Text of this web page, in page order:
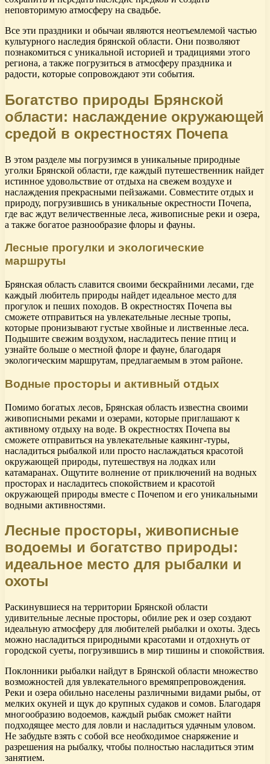
неповторимую атмосферу на свадьбе.
Все эти праздники и обычаи являются неотъемлемой частью
культурного наследия брянской области. Они позволяют
познакомиться с уникальной историей и традициями этого
региона, а также погрузиться в атмосферу праздника и
радости, которые сопровождают эти события.
Богатство природы Брянской
области: наслаждение окружающей
средой в окрестностях Почепа
В этом разделе мы погрузимся в уникальные природные
уголки Брянской области, где каждый путешественник найдет
истинное удовольствие от отдыха на свежем воздухе и
наслаждения прекрасными пейзажами. Совместите отдых и
природу, погрузившись в уникальные окрестности Почепа,
где вас ждут величественные леса, живописные реки и озера,
а также богатое разнообразие флоры и фауны.
Лесные прогулки и экологические
маршруты
Брянская область славится своими бескрайними лесами, где
каждый любитель природы найдет идеальное место для
прогулок и пеших походов. В окрестностях Почепа вы
сможете отправиться на увлекательные лесные тропы,
которые пронизывают густые хвойные и лиственные леса.
Подышите свежим воздухом, насладитесь пение птиц и
узнайте больше о местной флоре и фауне, благодаря
экологическим маршрутам, предлагаемым в этом районе.
Водные просторы и активный отдых
Помимо богатых лесов, Брянская область известна своими
живописными реками и озерами, которые приглашают к
активному отдыху на воде. В окрестностях Почепа вы
сможете отправиться на увлекательные каякинг-туры,
насладиться рыбалкой или просто наслаждаться красотой
окружающей природы, путешествуя на лодках или
катамаранах. Ощутите волнение от приключений на водных
просторах и насладитесь спокойствием и красотой
окружающей природы вместе с Почепом и его уникальными
водными активностями.
Лесные просторы, живописные
водоемы и богатство природы:
идеальное место для рыбалки и
охоты
Раскинувшиеся на территории Брянской области
удивительные лесные просторы, обилие рек и озер создают
идеальную атмосферу для любителей рыбалки и охоты. Здесь
можно насладиться природными красотами и отдохнуть от
городской суеты, погрузившись в мир тишины и спокойствия.
Поклонники рыбалки найдут в Брянской области множество
возможностей для увлекательного времяпрепровождения.
Реки и озера обильно населены различными видами рыбы, от
мелких окуней и щук до крупных судаков и сомов. Благодаря
многообразию водоемов, каждый рыбак сможет найти
подходящее место для ловли и насладиться удачным уловом.
Не забудьте взять с собой все необходимое снаряжение и
разрешения на рыбалку, чтобы полностью насладиться этим
занятием.